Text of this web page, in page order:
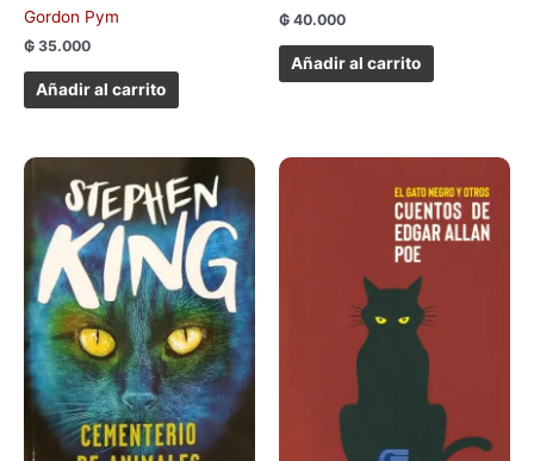
Gordon Pym
₲ 35.000
Añadir al carrito
₲ 40.000
Añadir al carrito